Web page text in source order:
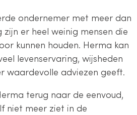
ondernemer met meer dan
er heel weinig mensen die
kunnen houden. Herma kan
levenservaring, wijsheden
waardevolle adviezen geeft.
terug naar de eenvoud,
niet meer ziet in de